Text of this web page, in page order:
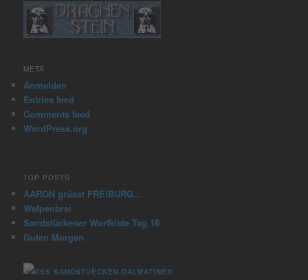
META
Anmelden
Entries feed
Comments feed
WordPress.org
TOP POSTS
AARON grüsst FREIBURG...
Welpenbrei
Sandstückener Wurfkiste Tag 16
Guten Morgen
SANDSTUECKEN-DALMATINER